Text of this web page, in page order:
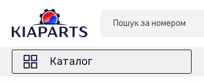
Каталог